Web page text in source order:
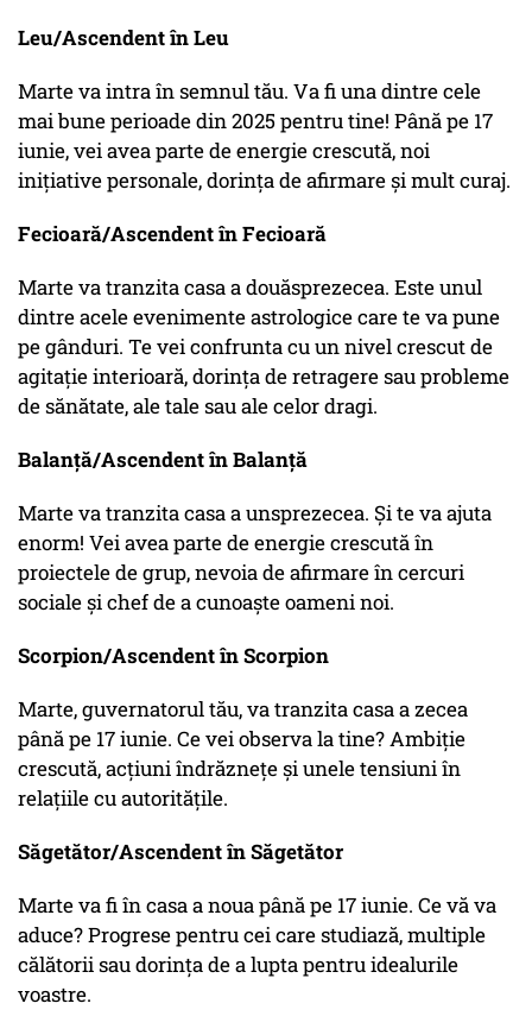
Leu/Ascendent în Leu
Marte va intra în semnul tău. Va fi una dintre cele
mai bune perioade din 2025 pentru tine! Până pe 17
iunie, vei avea parte de energie crescută, noi
inițiative personale, dorința de afirmare și mult curaj.
Fecioară/Ascendent în Fecioară
Marte va tranzita casa a douăsprezecea. Este unul
dintre acele evenimente astrologice care te va pune
pe gânduri. Te vei confrunta cu un nivel crescut de
agitație interioară, dorința de retragere sau probleme
de sănătate, ale tale sau ale celor dragi.
Balanță/Ascendent în Balanță
Marte va tranzita casa a unsprezecea. Și te va ajuta
enorm! Vei avea parte de energie crescută în
proiectele de grup, nevoia de afirmare în cercuri
sociale și chef de a cunoaște oameni noi.
Scorpion/Ascendent în Scorpion
Marte, guvernatorul tău, va tranzita casa a zecea
până pe 17 iunie. Ce vei observa la tine? Ambiție
crescută, acțiuni îndrăznețe și unele tensiuni în
relațiile cu autoritățile.
Săgetător/Ascendent în Săgetător
Marte va fi în casa a noua până pe 17 iunie. Ce vă va
aduce? Progrese pentru cei care studiază, multiple
călătorii sau dorința de a lupta pentru idealurile
voastre.